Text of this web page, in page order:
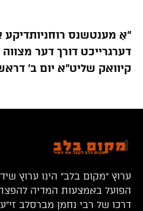
“אַ מענטשנס רוחניותדיקע
דערגרייכט דורך דער מצווה
קיוואק שליט”א יום ב’
ערוץ “מקום בלב” הינו ערוץ
הפועל באמצעות המדיה
דרכו של רבי נחמן מברסלב